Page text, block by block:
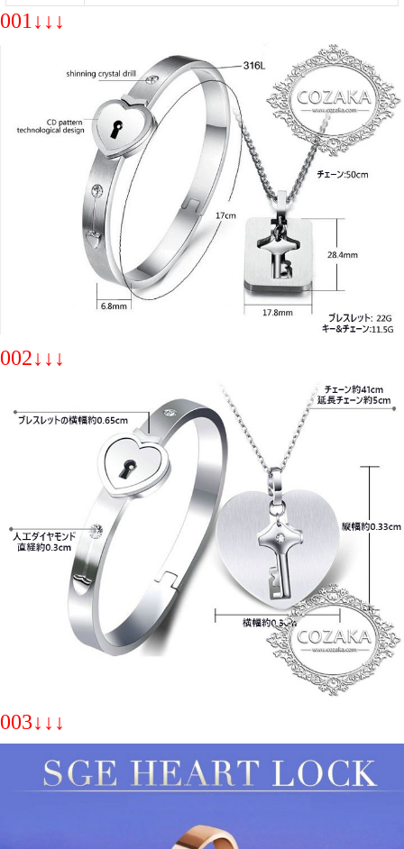
001↓↓↓
002↓↓↓
003↓↓↓